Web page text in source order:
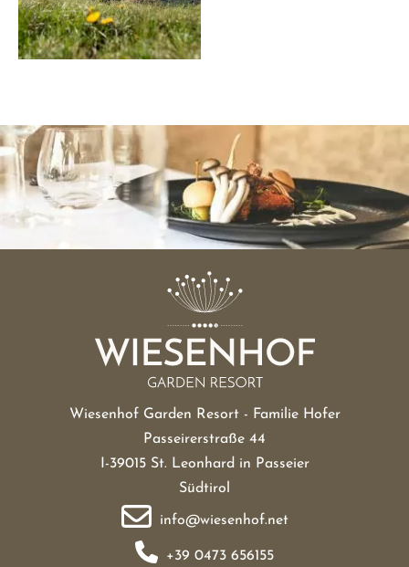
Wiesenhof Garden Resort - Familie Hofer
Passeirerstraße 44
I-39015 St. Leonhard in Passeier
Südtirol
info@wiesenhof.net
+39 0473 656155